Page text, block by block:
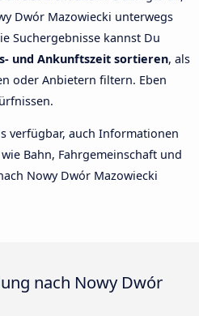
Dwór Mazowiecki unterwegs
Suchergebnisse kannst Du
und Ankunftszeit sortieren, als
oder Anbietern filtern. Eben
verfügbar, auch Informationen
Bahn, Fahrgemeinschaft und
Nowy Dwór Mazowiecki
nach Nowy Dwór